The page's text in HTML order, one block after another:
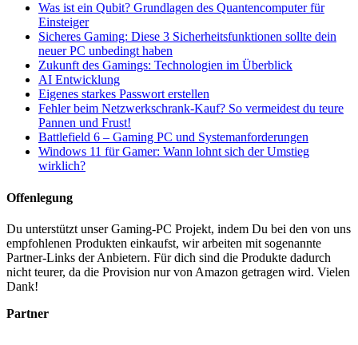
Was ist ein Qubit? Grundlagen des Quantencomputer für
Einsteiger
Sicheres Gaming: Diese 3 Sicherheitsfunktionen sollte dein
neuer PC unbedingt haben
Zukunft des Gamings: Technologien im Überblick
AI Entwicklung
Eigenes starkes Passwort erstellen
Fehler beim Netzwerkschrank-Kauf? So vermeidest du teure
Pannen und Frust!
Battlefield 6 – Gaming PC und Systemanforderungen
Windows 11 für Gamer: Wann lohnt sich der Umstieg
wirklich?
Offenlegung
Du unterstützt unser Gaming-PC Projekt, indem Du bei den von uns
empfohlenen Produkten einkaufst, wir arbeiten mit sogenannte
Partner-Links der Anbietern. Für dich sind die Produkte dadurch
nicht teurer, da die Provision nur von Amazon getragen wird. Vielen
Dank!
Partner